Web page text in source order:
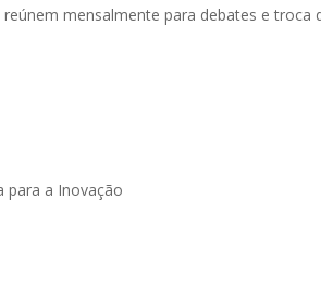
mensalmente para debates e troca
para a Inovação